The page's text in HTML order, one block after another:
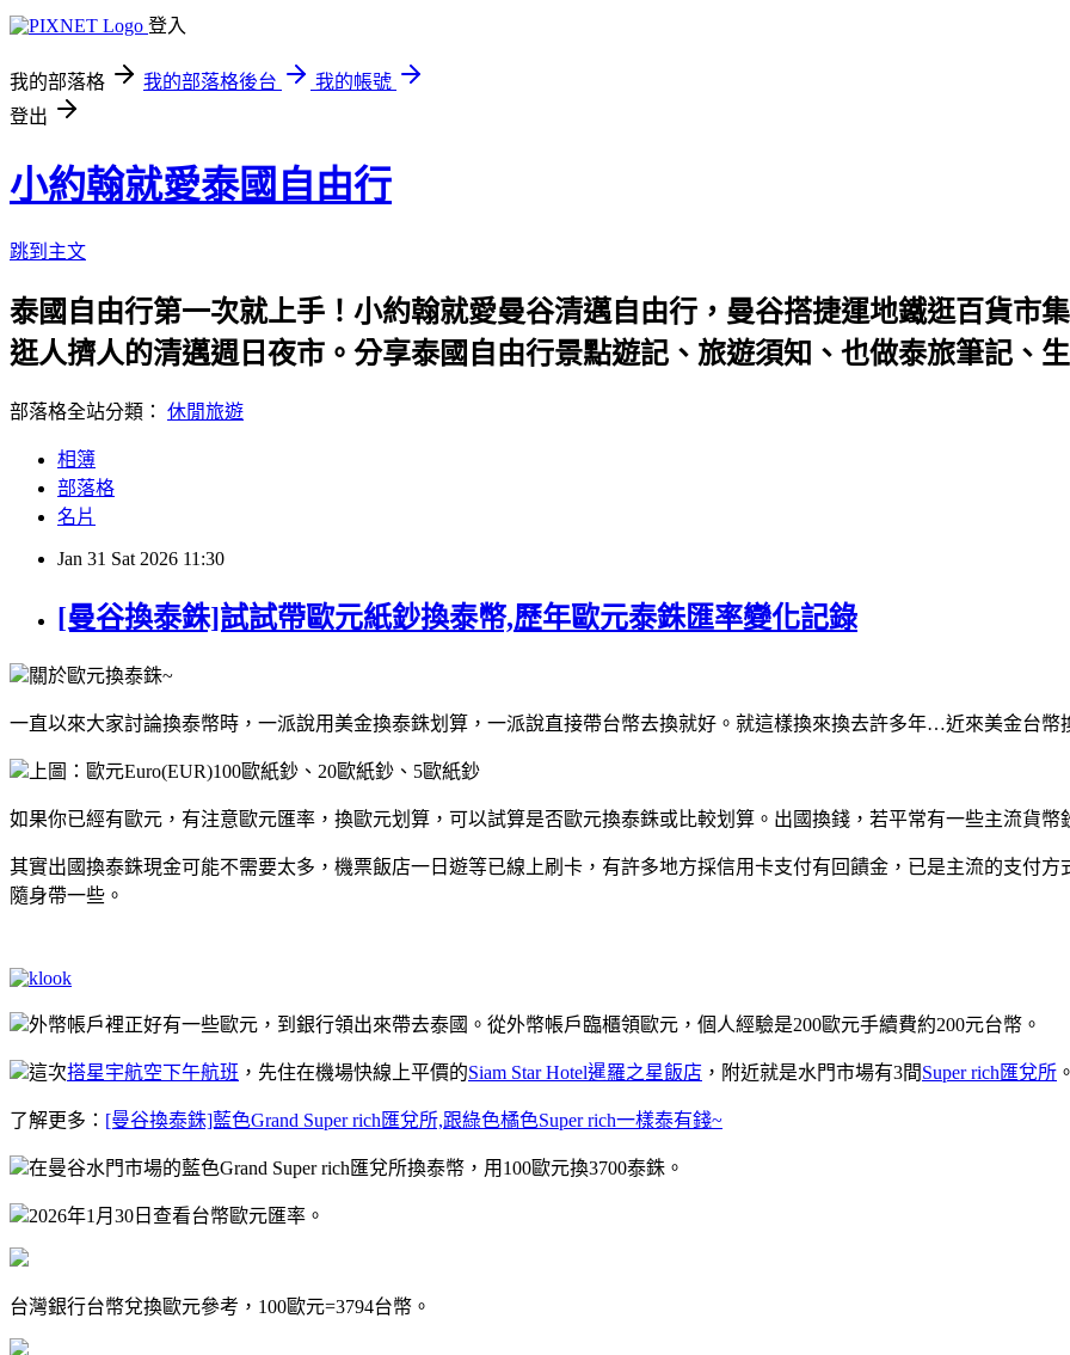
登入
我的部落格 我的部落格後台
我的帳號
登出
小約翰就愛泰國自由行
跳到主文
泰國自由行第一次就上手！小約翰就愛曼谷清邁自由行，曼谷搭捷運地鐵逛百貨市
逛人擠人的清邁週日夜市。分享泰國自由行景點遊記、旅遊須知、也做泰旅筆記、
部落格全站分類： 休閒旅遊
相簿
部落格
名片
Jan 31 Sat 2026 11:30
[曼谷換泰銖]試試帶歐元紙鈔換泰幣,歷年歐元泰銖匯率變化記錄
關於歐元換泰銖~
一直以來大家討論換泰幣時，一派說用美金換泰銖划算，一派說直接帶台幣去換就好。就這樣換來換去許多年…近來美金台幣
上圖：歐元Euro(EUR)100歐紙鈔、20歐紙鈔、5歐紙鈔
如果你已經有歐元，有注意歐元匯率，換歐元划算，可以試算是否歐元換泰銖或比較划算。出國換錢，若平常有一些主流貨幣
其實出國換泰銖現金可能不需要太多，機票飯店一日遊等已線上刷卡，有許多地方採信用卡支付有回饋金，已是主流的支付
隨身帶一些。
外幣帳戶裡正好有一些歐元，到銀行領出來帶去泰國。從外幣帳戶臨櫃領歐元，個人經驗是200歐元手續費約200元台幣。
這次搭星宇航空下午航班 ，先住在機場快線上平價的Siam Star Hotel暹羅之星飯店 ，附近就是水門市場有3間Super rich匯兌所
了解更多： [曼谷換泰銖]藍色Grand Super rich匯兌所,跟綠色橘色Super rich一樣泰有錢~
在曼谷水門市場的藍色Grand Super rich匯兌所換泰幣，用100歐元換3700泰銖。
2026年1月30日查看台幣歐元匯率。
台灣銀行台幣兌換歐元參考，100歐元=3794台幣。